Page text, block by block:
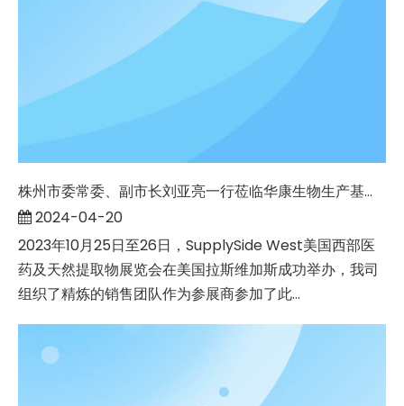
株州市委常委、副市长刘亚亮一行莅临华康生物生产基地开展调研指导工作
2024-04-20
2023年10月25日至26日，SupplySide West美国西部医
药及天然提取物展览会在美国拉斯维加斯成功举办，我司
组织了精炼的销售团队作为参展商参加了此...